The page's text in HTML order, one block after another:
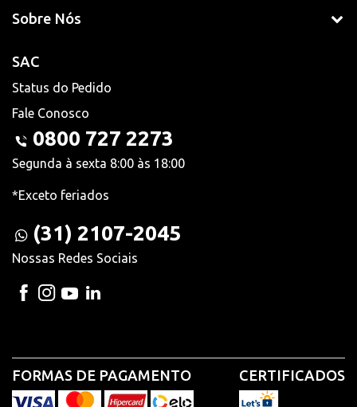
Sobre Nós
SAC
Status do Pedido
Fale Conosco
0800 727 2273
Segunda à sexta 8:00 às 18:00
*Exceto feriados
(31) 2107-2045
Nossas Redes Sociais
FORMAS DE PAGAMENTO CERTIFICADOS